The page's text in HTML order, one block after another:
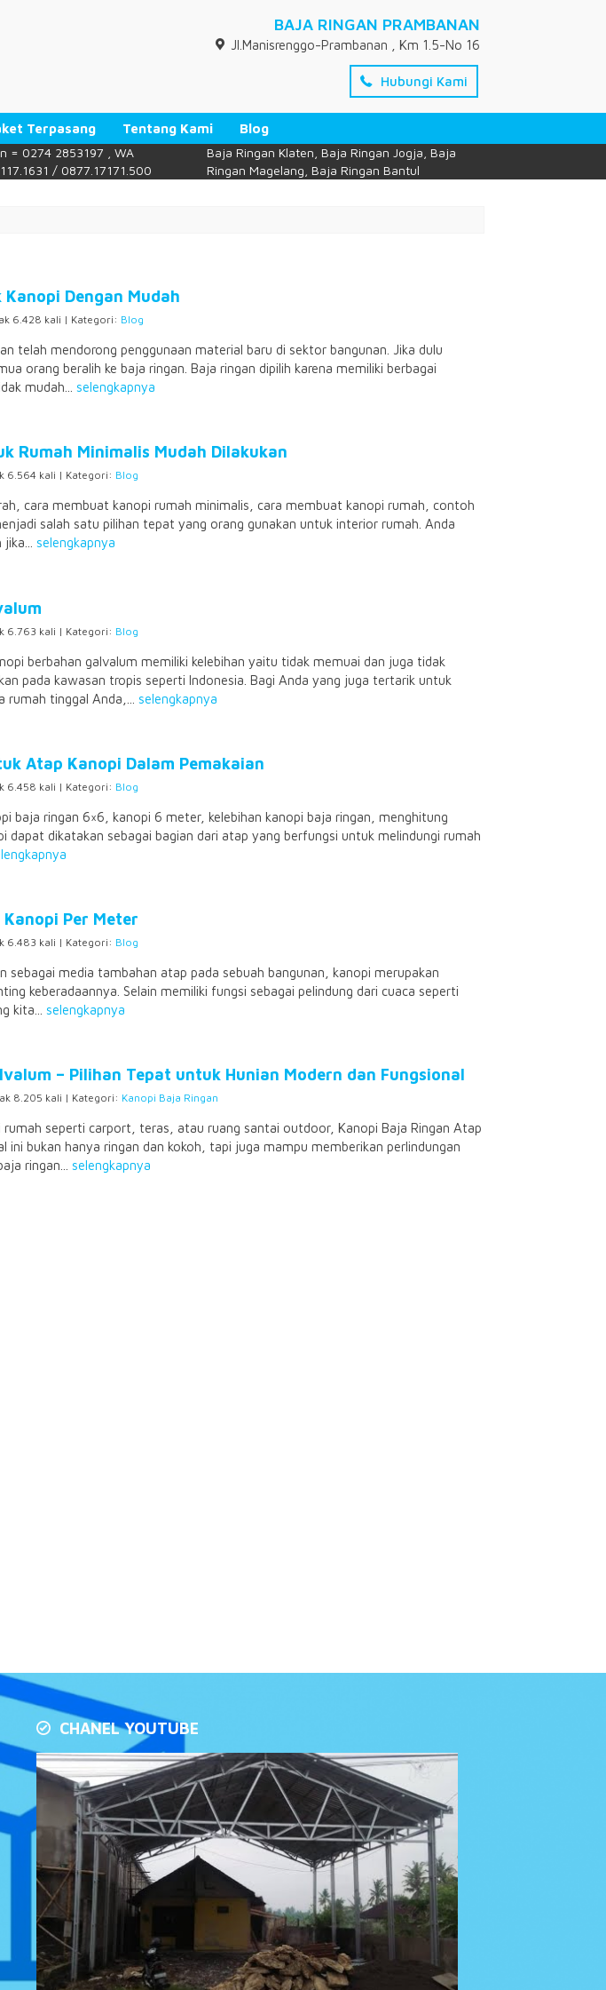
BAJA RINGAN PRAMBANAN
Jl.Manisrenggo-Prambanan , Km 1.5-No 16
Hubungi Kami
Terpasang Tentang Kami
Blog
= 0274 2853197 , WA
/ 0877.17171.500
Baja Ringan Klaten, Baja Ringan Jogja, Baja
Ringan Magelang, Baja Ringan Bantul
Dengan Mudah
6.428 kali | Kategori: Blog
telah mendorong penggunaan material baru di sektor bangunan. Jika dulu
orang beralih ke baja ringan. Baja ringan dipilih karena memiliki berbagai
mudah... selengkapnya
Rumah Minimalis Mudah Dilakukan
6.564 kali | Kategori: Blog
cara membuat kanopi rumah minimalis, cara membuat kanopi rumah, contoh
salah satu pilihan tepat yang orang gunakan untuk interior rumah. Anda
selengkapnya
6.763 kali | Kategori: Blog
berbahan galvalum memiliki kelebihan yaitu tidak memuai dan juga tidak
pada kawasan tropis seperti Indonesia. Bagi Anda yang juga tertarik untuk
rumah tinggal Anda,... selengkapnya
Atap Kanopi Dalam Pemakaian
6.458 kali | Kategori: Blog
baja ringan 6×6, kanopi 6 meter, kelebihan kanopi baja ringan, menghitung
dapat dikatakan sebagai bagian dari atap yang berfungsi untuk melindungi rumah
Per Meter
6.483 kali | Kategori: Blog
sebagai media tambahan atap pada sebuah bangunan, kanopi merupakan
keberadaannya. Selain memiliki fungsi sebagai pelindung dari cuaca seperti
kita... selengkapnya
– Pilihan Tepat untuk Hunian Modern dan Fungsional
8.205 kali | Kategori: Kanopi Baja Ringan
seperti carport, teras, atau ruang santai outdoor, Kanopi Baja Ringan Atap
ini bukan hanya ringan dan kokoh, tapi juga mampu memberikan perlindungan
ringan... selengkapnya
CHANEL YOUTUBE